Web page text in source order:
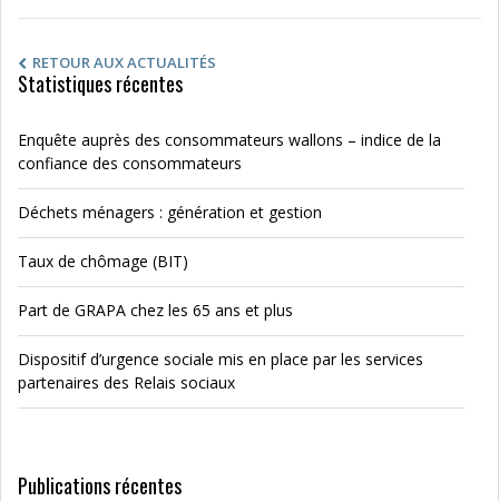
RETOUR AUX ACTUALITÉS
Statistiques récentes
Enquête auprès des consommateurs wallons – indice de la
confiance des consommateurs
Déchets ménagers : génération et gestion
Taux de chômage (BIT)
Part de GRAPA chez les 65 ans et plus
Dispositif d’urgence sociale mis en place par les services
partenaires des Relais sociaux
Publications récentes